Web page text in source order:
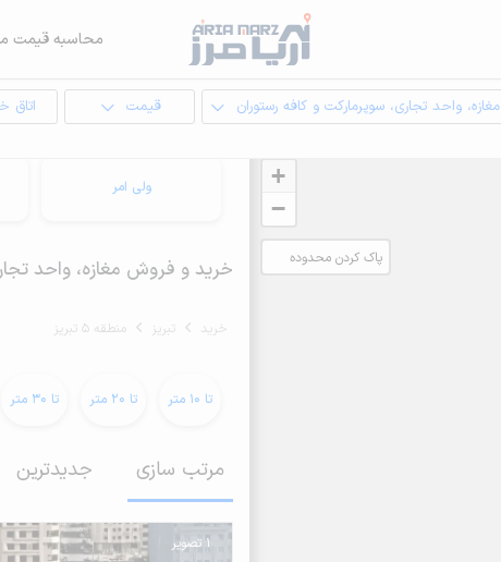
محاسبه قیمت
مغازه، واحد تجاری، سوپرمارکت و کافه رستوران قیمت اتاق
+
−
پاک کردن محدوده
ولی امر
خرید و فروش مغازه، واحد تجاری،
خرید تبریز منطقه 5 تبریز
تا 10 متر تا 20 متر تا 30 متر
مرتب سازی جدیدترین
1 تصویر